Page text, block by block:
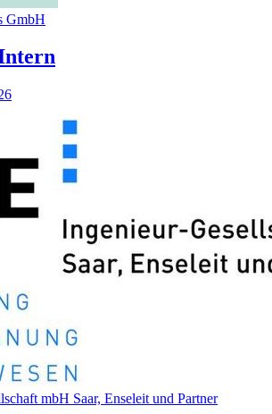
GmbH
mbH Saar, Ense­leit und Part­ner